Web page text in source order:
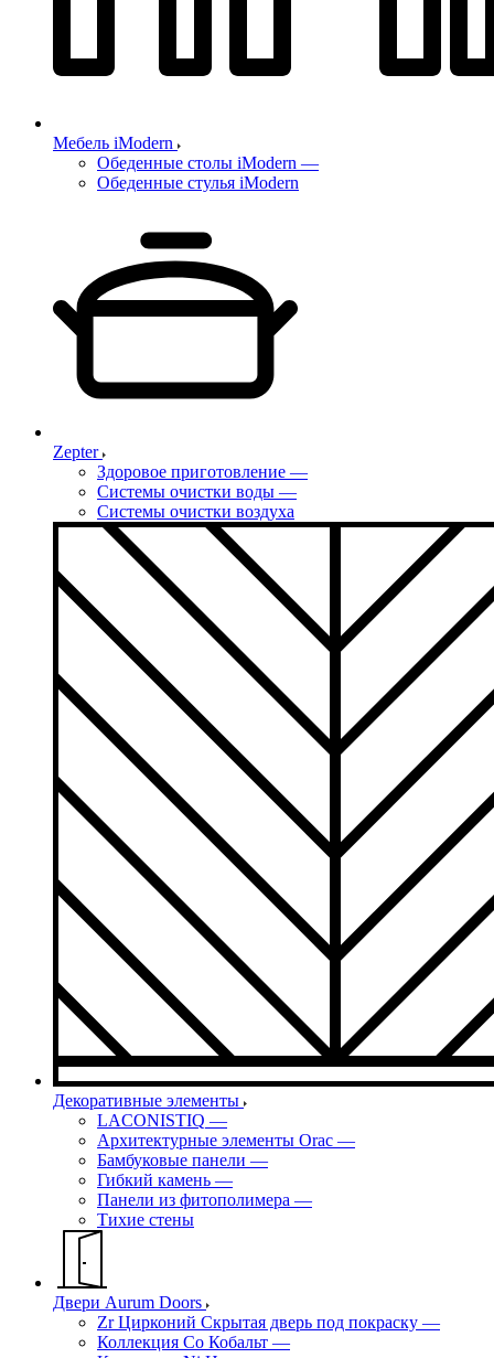
Мебель iModern
Обеденные столы iModern —
Обеденные стулья iModern
Zepter
Здоровое приготовление —
Системы очистки воды —
Системы очистки воздуха
Декоративные элементы
LACONISTIQ —
Архитектурные элементы Orac —
Бамбуковые панели —
Гибкий камень —
Панели из фитополимера —
Тихие стены
Двери Aurum Doors
Zr Цирконий Скрытая дверь под покраску —
Коллекция Co Кобальт —